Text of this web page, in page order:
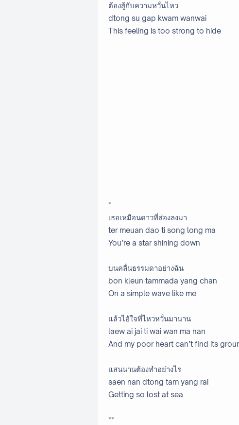
ต้องสู้กับความหวั่นไหว
dtong su gap kwam wanwai
This feeling is too strong to hide
*
เธอเหมือนดาวที่ส่องลงมา
ter meuan dao ti song long ma
You’re a star shining down
บนคลื่นธรรมดาอย่างฉัน
bon kleun tammada yang chan
On a simple wave like me
แล้วไอ้ใจที่ไหวหวั่นมานาน
laew ai jai ti wai wan ma nan
And my poor heart can’t find its
แสนนานต้องทำอย่างไร
saen nan dtong tam yang rai
Getting so lost at sea
**